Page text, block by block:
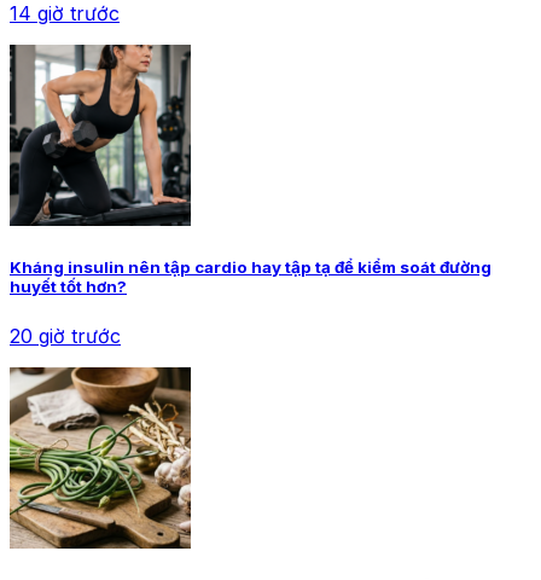
14 giờ trước
Kháng insulin nên tập cardio hay tập tạ để kiểm soát đường
huyết tốt hơn?
20 giờ trước